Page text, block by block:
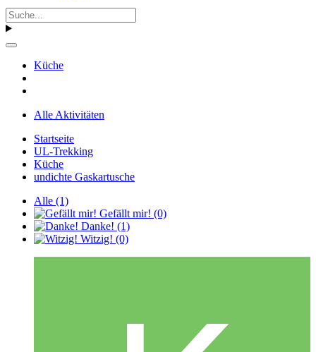
Küche
Alle Aktivitäten
Startseite
UL-Trekking
Küche
undichte Gaskartusche
Alle (1)
Gefällt mir! (0)
Danke! (1)
Witzig! (0)